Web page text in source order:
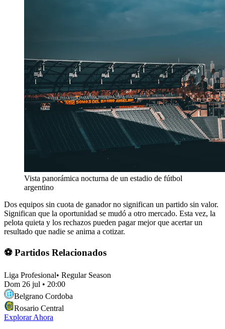
Vista panorámica nocturna de un estadio de fútbol
argentino
Dos equipos sin cuota de ganador no significan un partido sin valor.
Significan que la oportunidad se mudó a otro mercado. Esta vez, la
pelota quieta y los rechazos pueden pagar mejor que acertar un
resultado que nadie se anima a cotizar.
⚽ Partidos Relacionados
Liga Profesional• Regular Season
Dom 26 jul • 20:00
Belgrano Cordoba
Rosario Central
Explorar Ahora